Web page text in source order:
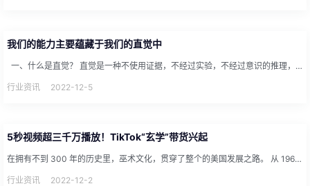
我们的能力主要蕴藏于我们的直觉中
一、什么是直觉？ 直觉是一种不使用证据，不经过实验，不经过意识的推理，或是在不明原因的情况下直接...
行业资讯 2022-12-5
5秒视频超三千万播放！TikTok“玄学”带货兴起
在拥有不到 300 年的历史里，巫术文化，贯穿了整个的美国发展之路。 从 1960 年女权、环保主义者和一些灵...
行业资讯 2022-12-2